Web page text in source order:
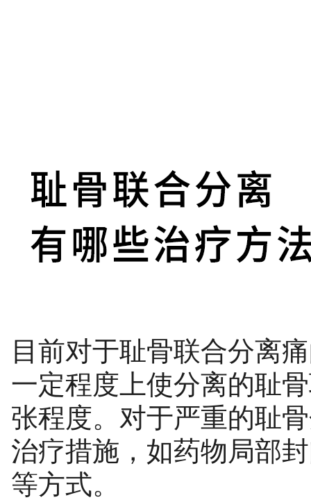
目前对于耻骨联合分离
一定程度上使分离的耻
张程度。对于严重的耻
治疗措施，如药物局部
等方式。